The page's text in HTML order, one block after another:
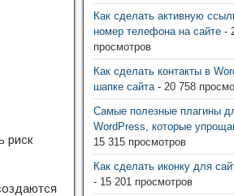
риск
Как сделать активную
номер телефона на сайте -
просмотров
Как сделать контакты в
шапке сайта- 20 758
Самые полезные плагины
WordPress, которые
15 315 просмотров
Как сделать иконку для
- 15 201 просмотров